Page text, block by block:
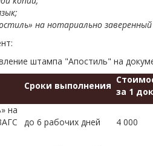
на нотариально
штампа "Апостиль" на
Сроки выполнения
за 1
на
до 6 рабочих дней 4 000